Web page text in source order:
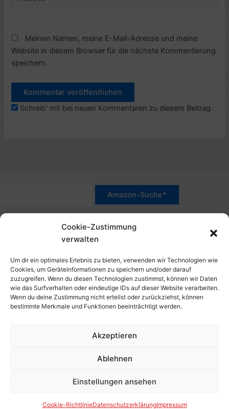
Cookie-Zustimmung
verwalten
Um dir ein optimales Erlebnis zu bieten, verwenden wir Technologien wie
Cookies, um Geräteinformationen zu speichern und/oder darauf
zuzugreifen. Wenn du diesen Technologien zustimmst, können wir Daten
wie das Surfverhalten oder eindeutige IDs auf dieser Website verarbeiten.
Wenn du deine Zustimmung nicht erteilst oder zurückziehst, können
bestimmte Merkmale und Funktionen beeinträchtigt werden.
Akzeptieren
Ablehnen
Einstellungen ansehen
Cookie-RichtlinieDatenschutzerklärungImpressum
Meinen Namen, meine E-Mail-Adresse und meine
Website in diesem Browser für die nächste Kommentierung
speichern.
Schreib' mir bei neuen Kommentaren zu diesem Beitrag.
*Werbehinweis für Links mit Hinweis "Amazon-Werbelink(s)",
"Amazon-Suche" und/oder mit Sternchen (*): Das sind Affiliate-
Link. Wenn Du auf der verlinkten Website etwas kaufst, erhalte
Aufschlag – und unterstützt diese Seite. Als Amazon-Partner
verdiene ich an qualifizierten Verkäufen. Dies gilt auch für
Klicks/Tipps auf Produktbilder, die mit einer Händler-Seite wie
Amazon verlinkt sind.
Impressum
Datenschutzerklärung
Kontakt, Folgen & Über